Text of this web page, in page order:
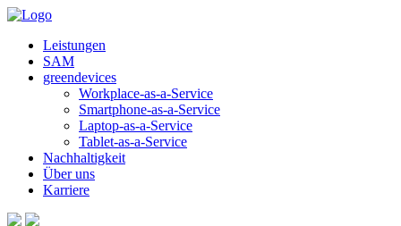
Leistungen
SAM
greendevices
Workplace-as-a-Service
Smartphone-as-a-Service
Laptop-as-a-Service
Tablet-as-a-Service
Nachhaltigkeit
Über uns
Karriere